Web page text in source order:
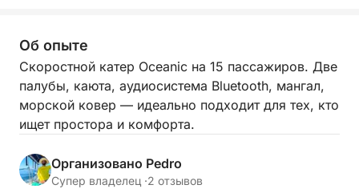
Об опыте
Скоростной катер Oceanic на 15 пассажиров. Две
палубы, каюта, аудиосистема Bluetooth, мангал,
морской ковер — идеально подходит для тех, кто
ищет простора и комфорта.
Организовано Pedro
Супер владелец ·2 отзывов